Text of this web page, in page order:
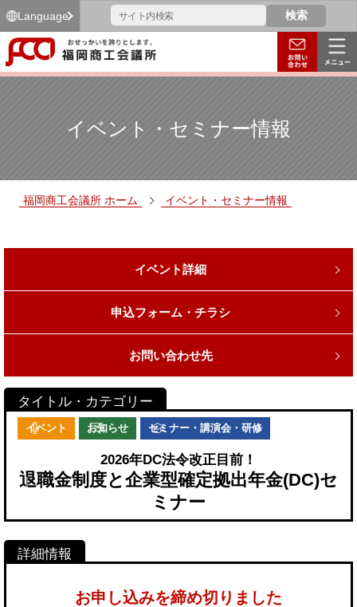
Language
イベント・セミナー情報
福岡商工会議所 ホーム イベント・セミナー情報
イベント詳細
申込フォーム・チラシ
お問い合わせ先
イベント お知らせ セミナー・講演会・研修
2026年DC法令改正目前！
退職金制度と企業型確定拠出年金(DC)セ
ミナー
お申し込みを締め切りました